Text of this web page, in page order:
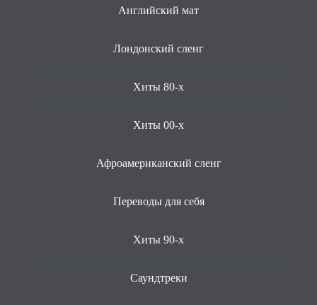
Английский мат
Лондонский сленг
Хиты 80-х
Хиты 00-х
Афроамериканский сленг
Переводы для себя
Хиты 90-х
Саундтреки